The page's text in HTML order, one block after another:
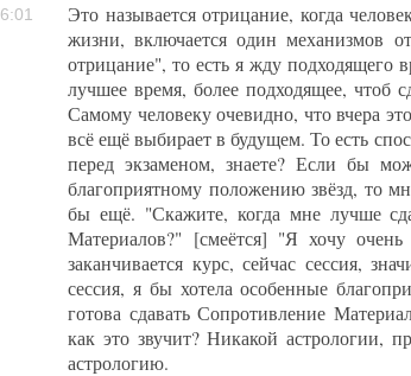
Это называется отрицание, когда
жизни, включается один механизмов
отрицание", то есть я жду подходящего
лучшее время, более подходящее, чтоб
Самому человеку очевидно, что вчера
всё ещё выбирает в будущем. То есть
перед экзаменом, знаете? Если бы
благоприятному положению звёзд, то
бы ещё. "Скажите, когда мне лучше
Материалов?" [смеётся] "Я хочу
заканчивается курс, сейчас сессия,
сессия, я бы хотела особенные
готова сдавать Сопротивление
как это звучит? Никакой астрологии,
астрологию.